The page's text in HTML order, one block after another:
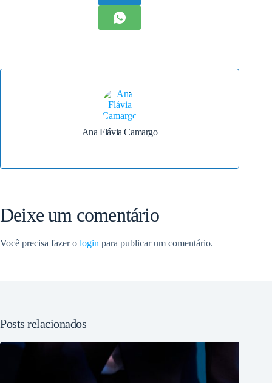
Ana Flávia Camargo
Deixe um comentário
Você precisa fazer o login para publicar um comentário.
Posts relacionados